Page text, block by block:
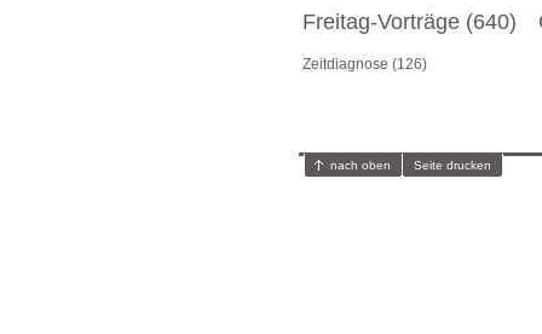
Freitag-Vorträge (640)
Zeitdiagnose (126)
nach oben Seite drucken